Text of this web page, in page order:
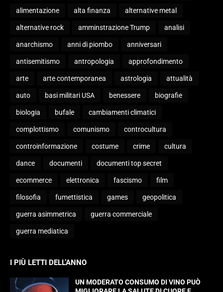
alimentazione alta finanza alternative metal
alternative rock amminstrazione Trump analisi
anarchismo anni di piombo anniversari
antisemitismo antropologia approfondimento
arte arte contemporanea astrologia attualità
auto basi militari USA benessere biografie
biologia bufale cambiamenti climatici
complottismo comunismo controcultura
controinformazione costume crime cultura
dance documenti documenti top secret
ecommerce elettronica fascismo film
filosofia fumettistica games geopolitica
guerra asimmetrica guerra commerciale
guerra mediatica
I PIÙ LETTI DELL’ANNO
UN MODERATO CONSUMO DI VINO PUÒ